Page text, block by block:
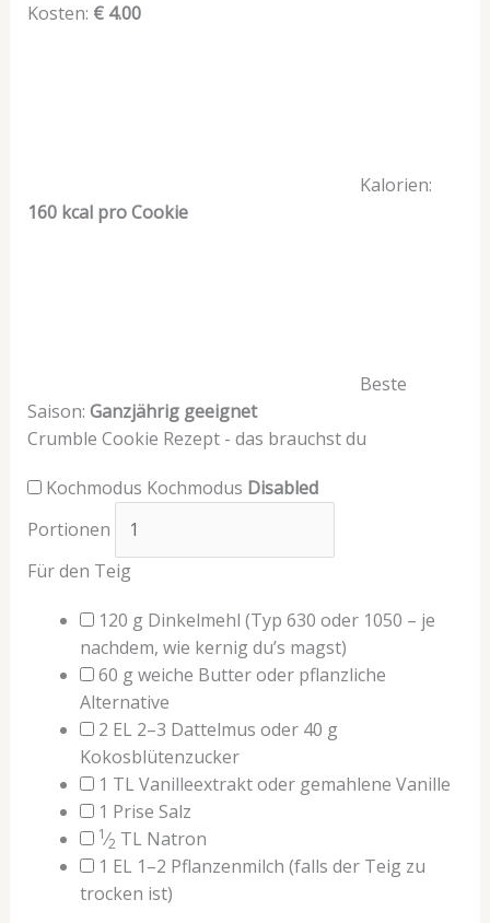
Kosten: € 4.00
Kalorien:
160 kcal pro Cookie
Beste
Saison: Ganzjährig geeignet
Crumble Cookie Rezept - das brauchst du
Kochmodus Kochmodus Disabled
Portionen
Für den Teig
120 gDinkelmehl (Typ 630 oder 1050 – je
nachdem, wie kernig du’s magst)
60 gweiche Butter oder pflanzliche
Alternative
2 EL 2–3 Dattelmus oder 40 g
Kokosblütenzucker
1 TL Vanilleextrakt oder gemahlene Vanille
1 Prise Salz
1⁄2 TL Natron
1 EL 1–2 Pflanzenmilch (falls der Teig zu
trocken ist)